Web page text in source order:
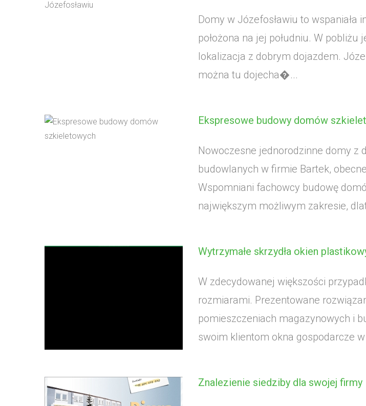
Domy w Józefosławiu to
położona na jej południu. W
lokalizacja z dobrym dojazdem.
można tu dojecha�...
Ekspresowe budowy domów
Nowoczesne jednorodzinne domy z
budowlanych w firmie Bartek,
Wspomniani fachowcy budowę
największym możliwym zakresie,
Wytrzymałe skrzydła okien
W zdecydowanej większości
rozmiarami. Prezentowane
pomieszczeniach magazynowych i
swoim klientom okna gospodarcze
Znalezienie siedziby dla swojej firmy